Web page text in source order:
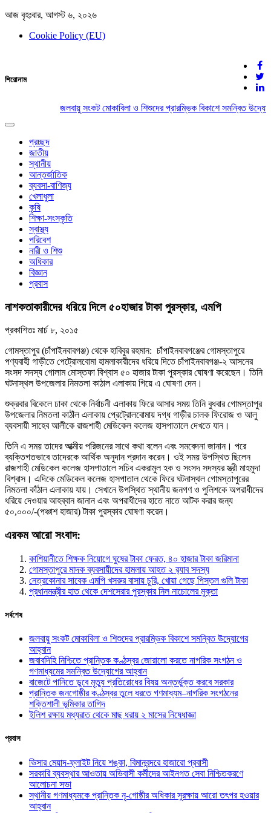
আজ বৃহঃবার, আগস্ট ৬, ২০২৬
Cookie Policy (EU)
দেশের খবর
যুক্ত থাকুন দেশের সঙ্গে
শিরোনাম
জলবায়ু সংকট মোকাবিলা ও শিশুদের প্রারম্ভিক বিকাশে সমন্বিত
Toggle
navigation
প্রচ্ছদ
জাতীয়
স্থানীয়
আন্তর্জাতিক
ব্যবসা-বাণিজ্য
খেলাধুলা
কৃষি
শিক্ষা-সংস্কৃতি
স্বাস্থ্য
পরিবেশ
নারী ও শিশু
অধিকার
বিজ্ঞান
প্রবাস
নাশকতাকারীদের ধরিয়ে দিলে ৫০হাজার টাকা পুরস্কার, এমপি
প্রকাশিতঃ মার্চ ৮, ২০১৫
গোমস্তাপুর (চাঁপাইনবাবগঞ্জ) থেকে হাবিবুর রহমান: চাঁপাইনবাবগঞ্জের গোমস্তাপুরে
পণ্যবাহী গাড়ীতে পেট্রোলবোমা হামলাকারীদের ধরিয়ে দিতে চাঁপাইনবাবগঞ্জ-২ আসনের
সংসদ সদস্য গোলাম মোস্তফা বিশ্বাস ৫০ হাজার টাকা পুরস্কার ঘোষণা করেছেন। তিনি
ঘটনাস্থল উপজেলার নিমতলা কাঠাল এলাকায় গিয়ে এ ঘোষণা দেন।
শুক্রবার বিকেলে ঢাকা থেকে নির্বাচনী এলাকায় ফিরে আসার সময় তিনি বুধবার গোমস্তাপুর
উপজেলার নিমতলা কাঠাঁল এলাকায় প্রেট্রোলবোমায় দগ্ধ গাড়ীর চালক ফিরোজ ও আলু
ব্যবসায়ী সাহেব আলীকে রাজশাহী মেডিকেল কলেজ হাসপাতালে দেখতে যান।
তিনি এ সময় তাদের আত্মীয় পরিজনের সাথে কথা বলেন এবং সমবেদনা জানান। পরে
ব্যক্তিগতভাবে তাদেরকে আর্থিক অনুদান প্রদান করেন। ওই সময় উপস্থিত ছিলেন
রাজশাহী মেডিকেল কলেজ হাসপাতালে সচিব একরামুল হক ও সংসদ সদস্যর স্ত্রী মাহমুদা
বিশ্বাস। এদিকে মেডিকেল কলেজ হাসপাতাল থেকে ফিরে ঘটনাস্থল গোমস্তাপুরের
নিমতলা কাঁঠাল এলাকায় যায়। সেখানে উপস্থিত স্থানীয় জনগণ ও পুলিশকে অপরাধীদের
ধরিয়ে দেওয়ার আহব্বান জানান এবং অপরাধীদের হাতে নাতে আটক করার জন্য
৫০,০০০/-(পঞ্চাশ হাজার) টাকা পুরস্কার ঘোষণা করেন।
এরকম আরো সংবাদ:
কাশিয়ানীতে শিক্ষক নিয়োগে ঘুষের টাকা ফেরত, ৪০ হাজার টাকা জরিমানা
গোমস্তাপুরে মাদক ব্যবসায়ীদের হামলায় আহত ২ র‌্যাব সদস্য
নেত্রকোনার সাবেক এমপি খসরুর বাসায় চুরি, খোয়া গেছে পিস্তল গুলি টাকা
প্রধানমন্ত্রীর হাত থেকে দেশসেরার পুরস্কার নিল নাচোলের মুক্তা
সর্বশেষ
জলবায়ু সংকট মোকাবিলা ও শিশুদের প্রারম্ভিক বিকাশে সমন্বিত উদ্যোগের
আহ্বান
জবাবদিহি নিশ্চিতে প্রান্তিক কণ্ঠস্বর জোরালো করতে নাগরিক সংগঠন ও
গণমাধ্যমের সমন্বিত উদ্যোগের আহ্বান
বাজেটে পানিতে ডুবে মৃত্যু প্রতিরোধের বিষয় অন্তর্ভুক্ত করবে সরকার
প্রান্তিক জনগোষ্ঠীর কণ্ঠস্বর তুলে ধরতে গণমাধ্যম–নাগরিক সংগঠনের
শক্তিশালী ভূমিকার তাগিদ
ইলিশ রক্ষায় মধ্যরাত থেকে মাছ ধরায় ২ মাসের নিষেধাজ্ঞা
প্রবাস
ভিসার মেয়াদ-ফ্লাইট নিয়ে শঙ্কা, বিমানবন্দরে হাজারো প্রবাসী
সরকারি ব্যবস্থার আওতায় অভিবাসী কর্মীদের আইনগত সেবা নিশ্চিতকরণে
আলোচনা সভা
স্থানীয় গণমাধ্যমকে প্রান্তিক নৃ-গোষ্ঠীর অধিকার সুরক্ষায় আরো তৎপর হওয়ার
আহ্বান